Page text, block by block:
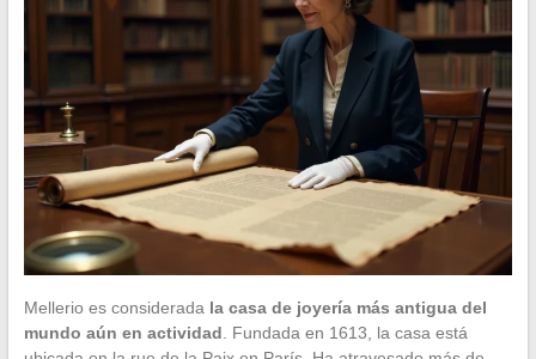
Mellerio es considerada la casa de joyería más antigua del
mundo aún en actividad. Fundada en 1613, la casa está